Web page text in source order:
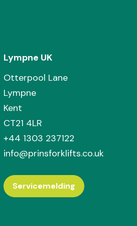
Lympne UK
Otterpool Lane
Lympne
Kent
CT21 4LR
+44 1303 237122
info@prinsforklifts.co.uk
Servicemelding